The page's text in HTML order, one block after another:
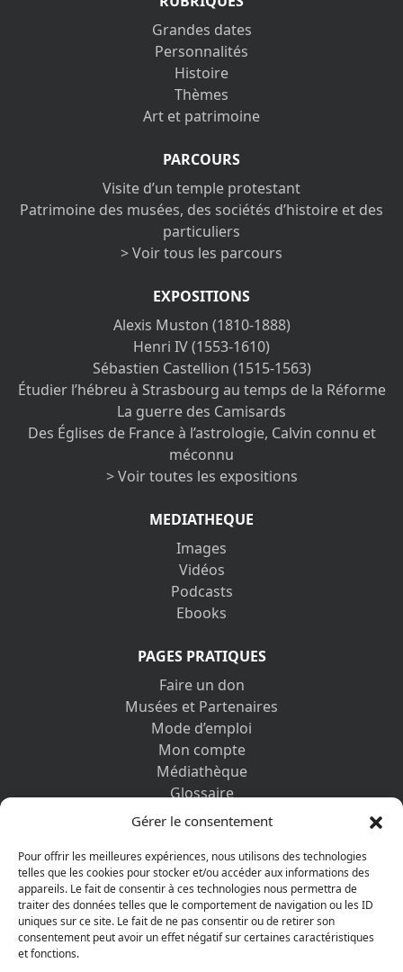
Gérer le consentement
Pour offrir les meilleures expériences, nous utilisons des technologies
telles que les cookies pour stocker et/ou accéder aux informations des
appareils. Le fait de consentir à ces technologies nous permettra de
traiter des données telles que le comportement de navigation ou les ID
uniques sur ce site. Le fait de ne pas consentir ou de retirer son
consentement peut avoir un effet négatif sur certaines caractéristiques
et fonctions.
Grandes dates
Personnalités
Histoire
Thèmes
Art et patrimoine
PARCOURS
Visite d’un temple protestant
Patrimoine des musées, des sociétés d’histoire et des
particuliers
> Voir tous les parcours
EXPOSITIONS
Alexis Muston (1810-1888)
Henri IV (1553-1610)
Sébastien Castellion (1515-1563)
Étudier l’hébreu à Strasbourg au temps de la Réforme
La guerre des Camisards
Des Églises de France à l’astrologie, Calvin connu et
méconnu
> Voir toutes les expositions
MEDIATHEQUE
Images
Vidéos
Podcasts
Ebooks
PAGES PRATIQUES
Faire un don
Musées et Partenaires
Mode d’emploi
Mon compte
Médiathèque
Glossaire
Contactez-nous
Vos informations personnelles et cookies
DÉCOUVRIR AUSSI